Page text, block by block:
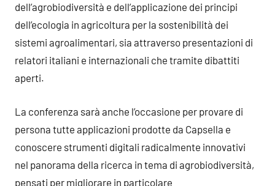
dell’agrobiodiversità e dell’applicazione dei principi
dell’ecologia in agricoltura per la sostenibilità dei
sistemi agroalimentari, sia attraverso presentazioni di
relatori italiani e internazionali che tramite dibattiti
aperti.
La conferenza sarà anche l’occasione per provare di
persona tutte applicazioni prodotte da Capsella e
conoscere strumenti digitali radicalmente innovativi
nel panorama della ricerca in tema di agrobiodiversità,
pensati per migliorare in particolare